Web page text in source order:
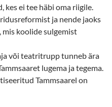
kes ei tee häbi oma riigile.
ja nende jaoks
koolide sulgemist
või teatritrupp tunneb ära
lugema ja tegema.
Tammsaarel on